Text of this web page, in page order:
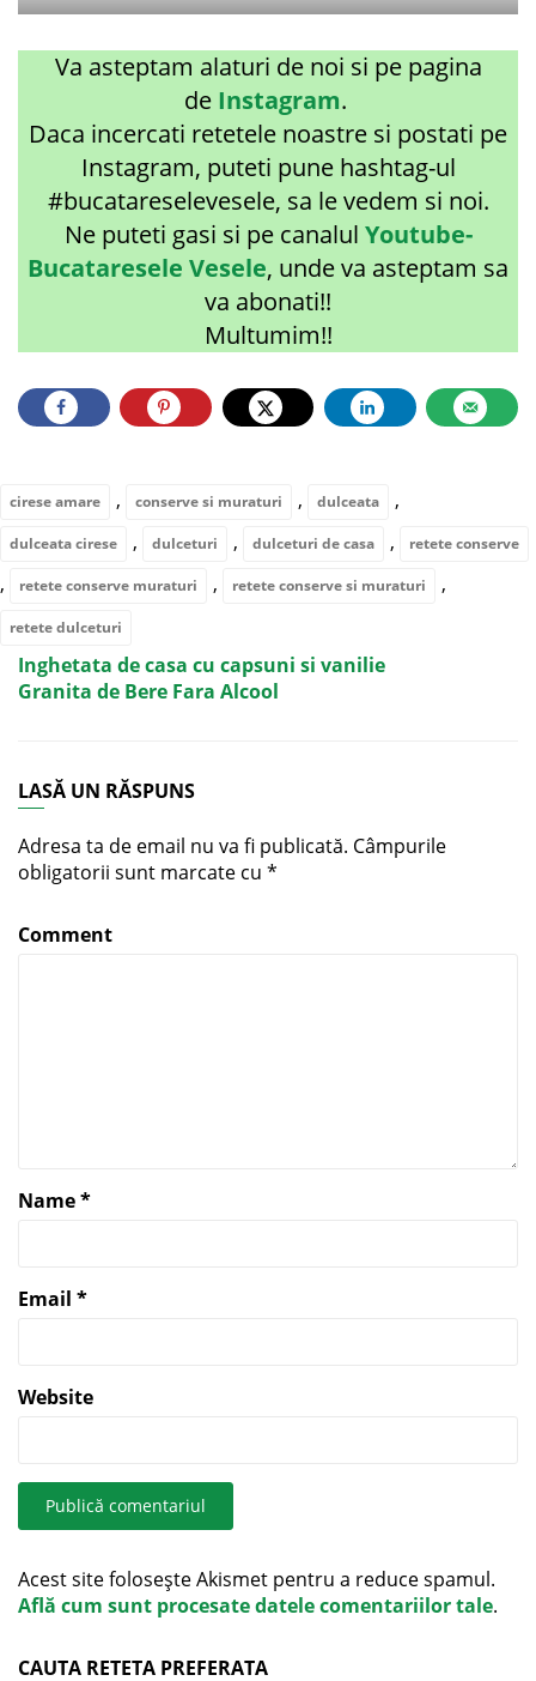
Va asteptam alaturi de noi si pe pagina
de Instagram.
Daca incercati retetele noastre si postati pe
Instagram, puteti pune hashtag-ul
#bucatareselevesele, sa le vedem si noi.
Ne puteti gasi si pe canalul Youtube-
Bucataresele Vesele, unde va asteptam sa
va abonati!!
Multumim!!
cirese amare , conserve si muraturi , dulceata ,
dulceata cirese , dulceturi , dulceturi de casa , retete conserve
, retete conserve muraturi , retete conserve si muraturi ,
retete dulceturi
Inghetata de casa cu capsuni si vanilie
Granita de Bere Fara Alcool
LASĂ UN RĂSPUNS
Adresa ta de email nu va fi publicată. Câmpurile
obligatorii sunt marcate cu *
Comment
Name*
Email *
Website
Acest site folosește Akismet pentru a reduce spamul.
Află cum sunt procesate datele comentariilor tale.
CAUTA RETETA PREFERATA